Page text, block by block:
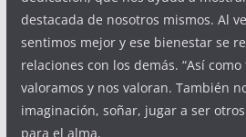
destacada de nosotros mismos. Al
sentimos mejor y ese bienestar se
relaciones con los demás. “Así
valoramos y nos valoran. También
imaginación, soñar, jugar a ser
para el alma.